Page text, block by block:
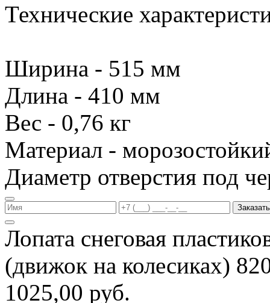
Технические
Ширина - 515 мм
Длина - 410 мм
Вес - 0,76 кг
Материал -
Диаметр отверстия под
Заказать
Лопата снеговая
(движок на колесиках)
1025,00 руб.